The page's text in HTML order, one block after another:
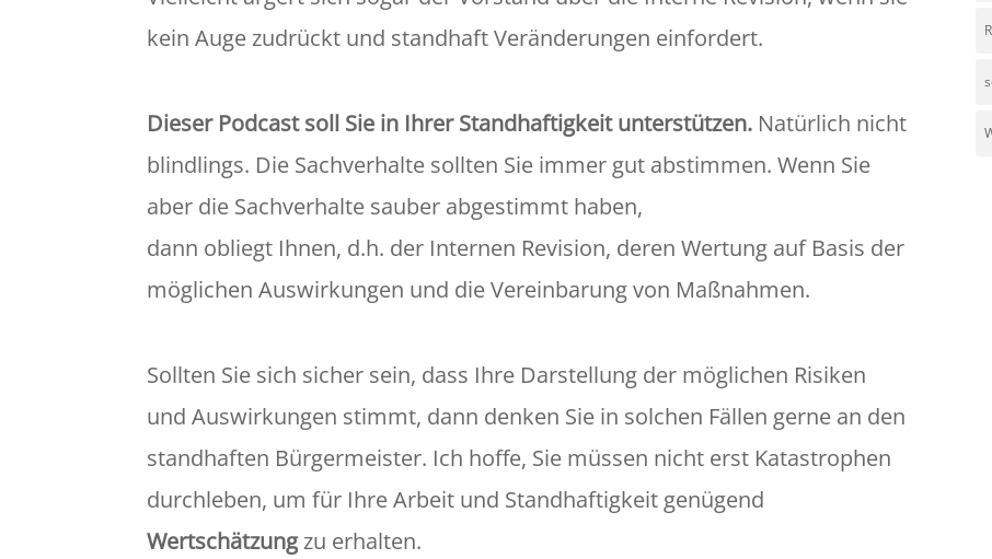
kein Auge zudrückt und standhaft Veränderungen einfordert.
Dieser Podcast soll Sie in Ihrer Standhaftigkeit unterstützen. Natürlich nicht
blindlings. Die Sachverhalte sollten Sie immer gut abstimmen. Wenn Sie
aber die Sachverhalte sauber abgestimmt haben,
dann obliegt Ihnen, d.h. der Internen Revision, deren Wertung auf Basis der
möglichen Auswirkungen und die Vereinbarung von Maßnahmen.
Sollten Sie sich sicher sein, dass Ihre Darstellung der möglichen Risiken
und Auswirkungen stimmt, dann denken Sie in solchen Fällen gerne an den
standhaften Bürgermeister. Ich hoffe, Sie müssen nicht erst Katastrophen
durchleben, um für Ihre Arbeit und Standhaftigkeit genügend
Wertschätzungzu erhalten.